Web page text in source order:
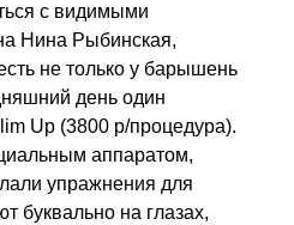
с видимыми
Нина Рыбинская,
не только у барышень
день один
Up (3800 р/процедура).
аппаратом,
упражнения для
буквально на глазах,